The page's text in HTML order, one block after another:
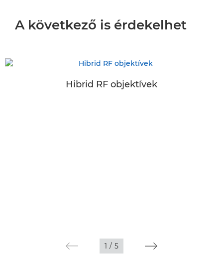
A következő is érdekelhet
Hibrid RF objektívek
1 / 5